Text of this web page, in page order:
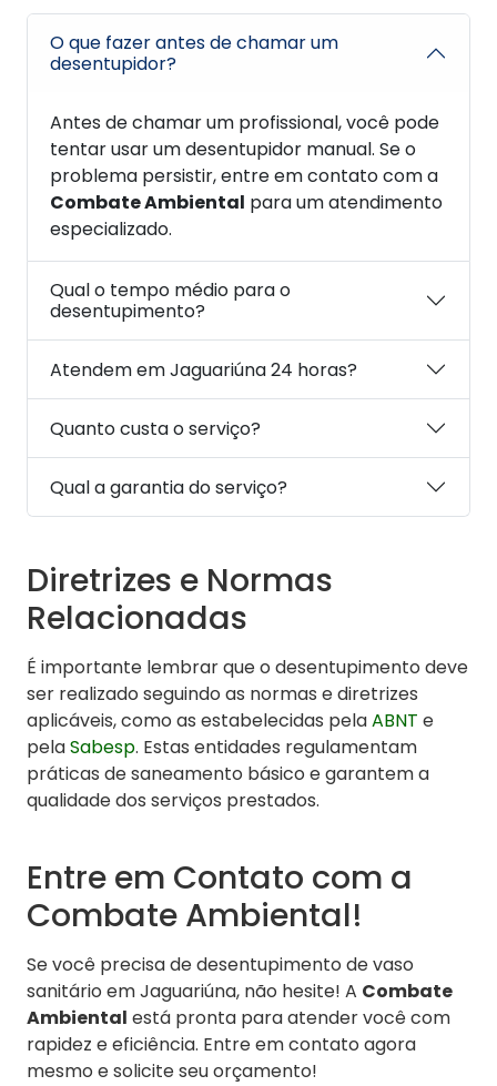
O que fazer antes de chamar um
desentupidor?
Antes de chamar um profissional, você pode
tentar usar um desentupidor manual. Se o
problema persistir, entre em contato com a
Combate Ambiental para um atendimento
especializado.
Qual o tempo médio para o
desentupimento?
Atendem em Jaguariúna 24 horas?
Quanto custa o serviço?
Qual a garantia do serviço?
Diretrizes e Normas
Relacionadas
É importante lembrar que o desentupimento deve
ser realizado seguindo as normas e diretrizes
aplicáveis, como as estabelecidas pelaABNT e
pelaSabesp. Estas entidades regulamentam
práticas de saneamento básico e garantem a
qualidade dos serviços prestados.
Entre em Contato com a
Combate Ambiental!
Se você precisa de desentupimento de vaso
sanitário em Jaguariúna, não hesite! A Combate
Ambiental está pronta para atender você com
rapidez e eficiência. Entre em contato agora
mesmo e solicite seu orçamento!